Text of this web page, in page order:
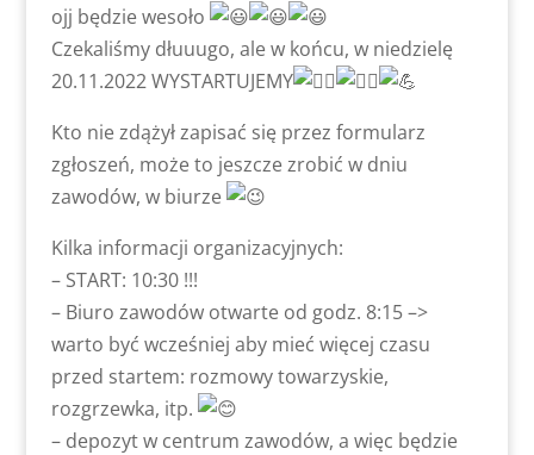
ojj będzie wesoło
Czekaliśmy dłuuugo, ale w końcu, w niedzielę
20.11.2022 WYSTARTUJEMY
Kto nie zdążył zapisać się przez formularz
zgłoszeń, może to jeszcze zrobić w dniu
zawodów, w biurze
Kilka informacji organizacyjnych:
– START: 10:30 !!!
– Biuro zawodów otwarte od godz. 8:15 –>
warto być wcześniej aby mieć więcej czasu
przed startem: rozmowy towarzyskie,
rozgrzewka, itp.
– depozyt w centrum zawodów, a więc będzie